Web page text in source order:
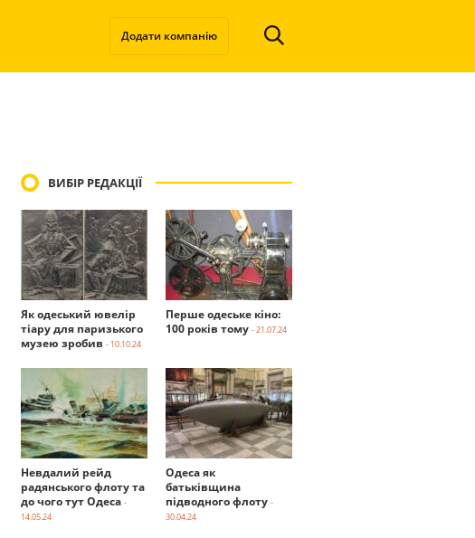
Додати компанію
ВИБІР РЕДАКЦІЇ
Як одеський ювелір
тіару для паризького
музею зробив - 10.10.24
Перше одеське кіно:
100 років тому - 21.07.24
Невдалий рейд
радянського флоту та
до чого тут Одеса -
14.05.24
Одеса як
батьківщина
підводного флоту -
30.04.24